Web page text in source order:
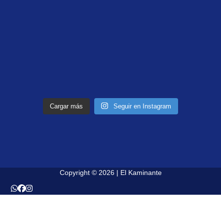
Cargar más Seguir en Instagram
Copyright © 2026 | El Kaminante